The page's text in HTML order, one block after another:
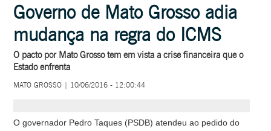
Governo de Mato Grosso adia
mudança na regra do ICMS
O pacto por Mato Grosso tem em vista a crise financeira que o
Estado enfrenta
MATO GROSSO | 10/06/2016 - 12:00:44
O governador Pedro Taques (PSDB) atendeu ao pedido do